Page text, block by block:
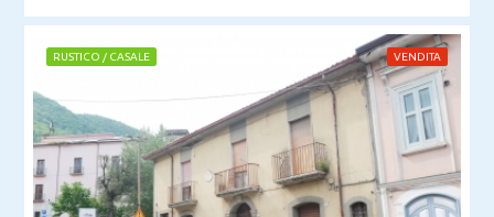
RUSTICO / CASALE VENDITA